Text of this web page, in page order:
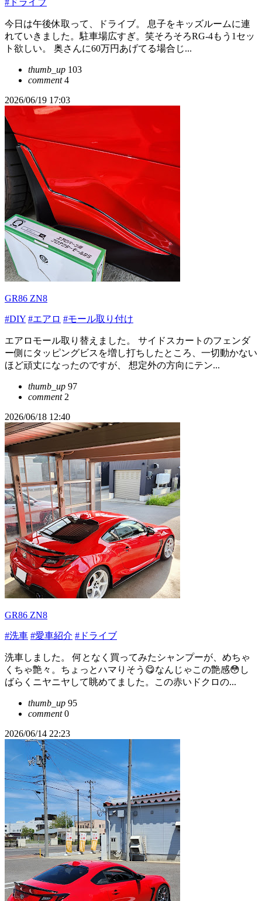
今日は午後休取って、ドライブ。 息子をキッズルームに連
れていきました。駐車場広すぎ。笑そろそろRG-4もう1セッ
ト欲しい。 奥さんに60万円あげてる場合じ...
thumb_up 103
comment4
2026/06/19 17:03
GR86 ZN8
#DIY #エアロ #モール取り付け
エアロモール取り替えました。 サイドスカートのフェンダ
ー側にタッピングビスを増し打ちしたところ、一切動かない
ほど頑丈になったのですが、 想定外の方向にテン...
thumb_up 97
comment2
2026/06/18 12:40
GR86 ZN8
#洗車 #愛車紹介 #ドライブ
洗車しました。 何となく買ってみたシャンプーが、めちゃ
くちゃ艶々。ちょっとハマりそう😋なんじゃこの艶感😳し
ばらくニヤニヤして眺めてました。この赤いドクロの...
thumb_up 95
comment0
2026/06/14 22:23